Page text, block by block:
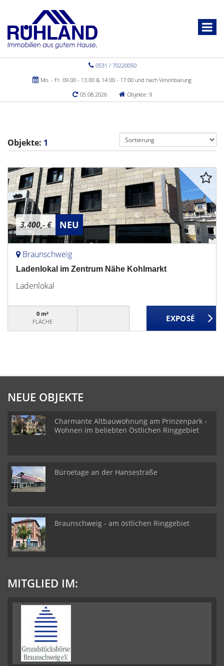
0531 / 70220050
Mo. - Fr. 09.00 - 13.00 & 14:00 - 17:00 und nach Vereinbarung
05.08.2026
Objekte: 9
Objekte: 1
3.400,- € NEU
Braunschweig
Ladenlokal im Zentrum Nähe Kohlmarkt
Ladenlokal
0 m²
FLÄCHE
NEUE OBJEKTE
Charmante Altbauwohnung am Prinzenpark -
Wohnen im beliebten Östlichen Ringgebiet
Büroetage an der Hansestraße
Braunschweig - am östlichen Ringgebiet
MITGLIED IM: